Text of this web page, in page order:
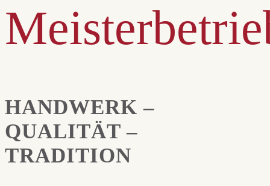
HANDWERK –
QUALITÄT –
TRADITION